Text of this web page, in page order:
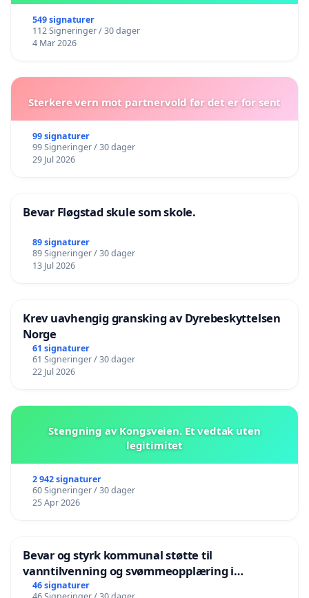
549 signaturer
112 Signeringer / 30 dager
4 Mar 2026
Sterkere vern mot partnervold før det er for sent
99 signaturer
99 Signeringer / 30 dager
29 Jul 2026
Bevar Fløgstad skule som skole.
89 signaturer
89 Signeringer / 30 dager
13 Jul 2026
Krev uavhengig gransking av Dyrebeskyttelsen
Norge
61 signaturer
61 Signeringer / 30 dager
22 Jul 2026
Stengning av Kongsveien. Et vedtak uten
legitimitet
2 942 signaturer
60 Signeringer / 30 dager
25 Apr 2026
Bevar og styrk kommunal støtte til
vanntilvenning og svømmeopplæring i
barnehagene i Haugesund
46 signaturer